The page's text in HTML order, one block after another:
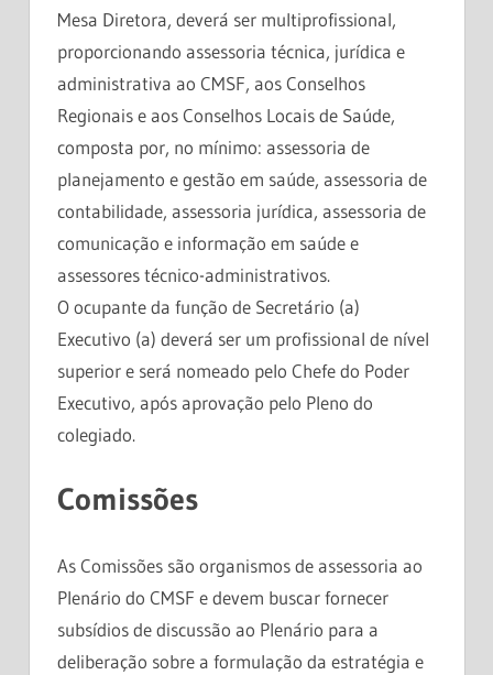
Mesa Diretora, deverá ser multiprofissional,
proporcionando assessoria técnica, jurídica e
administrativa ao CMSF, aos Conselhos
Regionais e aos Conselhos Locais de Saúde,
composta por, no mínimo: assessoria de
planejamento e gestão em saúde, assessoria de
contabilidade, assessoria jurídica, assessoria de
comunicação e informação em saúde e
assessores técnico-administrativos.
O ocupante da função de Secretário (a)
Executivo (a) deverá ser um profissional de nível
superior e será nomeado pelo Chefe do Poder
Executivo, após aprovação pelo Pleno do
colegiado.
Comissões
As Comissões são organismos de assessoria ao
Plenário do CMSF e devem buscar fornecer
subsídios de discussão ao Plenário para a
deliberação sobre a formulação da estratégia e